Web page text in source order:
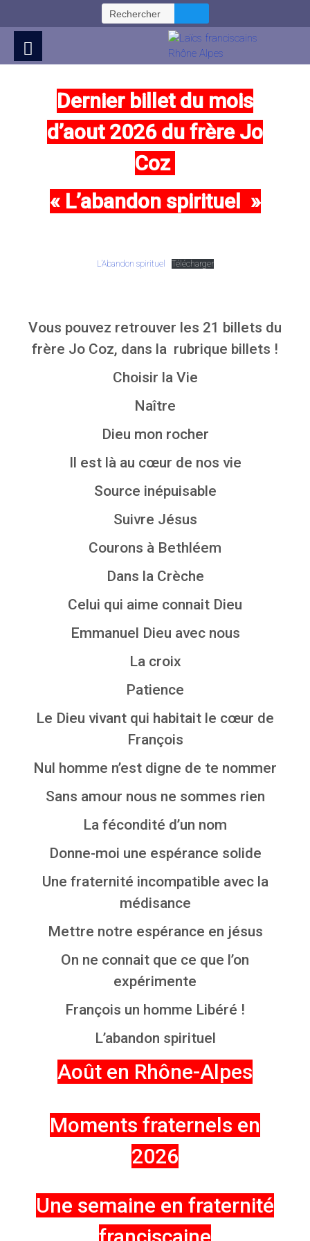
Rechercher :
Dernier billet du mois
d’aout 2026 du frère Jo
Coz
« L’abandon spirituel »
L’Abandon spirituel Télécharger
Vous pouvez retrouver les 21 billets du
frère Jo Coz, dans la rubrique billets !
Choisir la Vie
Naître
Dieu mon rocher
Il est là au cœur de nos vie
Source inépuisable
Suivre Jésus
Courons à Bethléem
Dans la Crèche
Celui qui aime connait Dieu
Emmanuel Dieu avec nous
La croix
Patience
Le Dieu vivant qui habitait le cœur de
François
Nul homme n’est digne de te nommer
Sans amour nous ne sommes rien
La fécondité d’un nom
Donne-moi une espérance solide
Une fraternité incompatible avec la
médisance
Mettre notre espérance en jésus
On ne connait que ce que l’on
expérimente
François un homme Libéré !
L’abandon spirituel
Août en Rhône-Alpes
Moments fraternels en
2026
Une semaine en fraternité